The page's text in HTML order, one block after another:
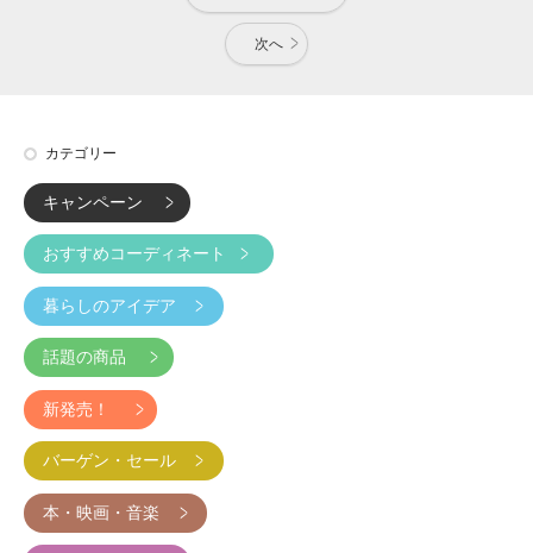
次へ
カテゴリー
キャンペーン
おすすめコーディネート
暮らしのアイデア
話題の商品
新発売！
バーゲン・セール
本・映画・音楽